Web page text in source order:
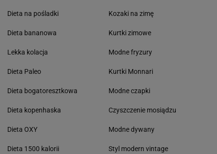
Dieta na pośladki
Dieta bananowa
Lekka kolacja
Dieta Paleo
Dieta bogatoresztkowa
Dieta kopenhaska
Dieta OXY
Dieta 1500 kalorii
Kozaki na zimę
Kurtki zimowe
Modne fryzury
Kurtki Monnari
Modne czapki
Czyszczenie mosiądzu
Modne dywany
Styl modern vintage